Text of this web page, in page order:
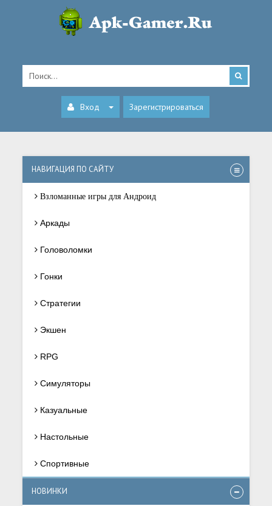
Вход Зарегистрироваться
НАВИГАЦИЯ ПО САЙТУ
Взломанные игры для Андроид
Аркады
Головоломки
Гонки
Стратегии
Экшен
RPG
Симуляторы
Казуальные
Настольные
Спортивные
НОВИНКИ